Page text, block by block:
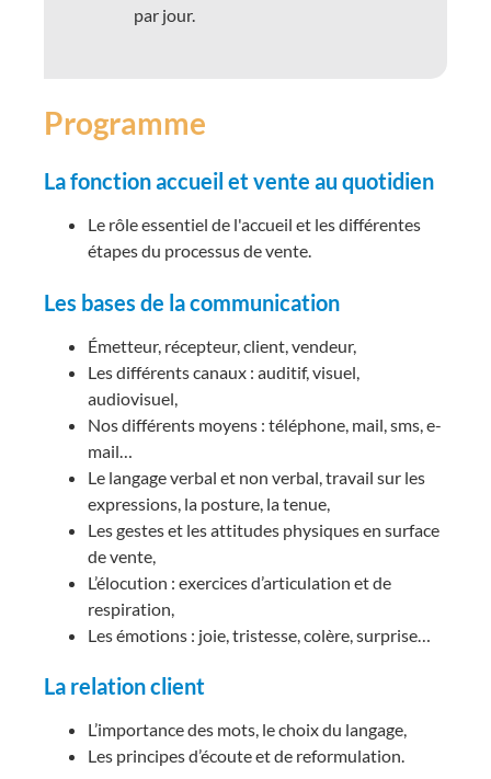
par jour.
Programme
La fonction accueil et vente au quotidien
Le rôle essentiel de l'accueil et les différentes
étapes du processus de vente.
Les bases de la communication
Émetteur, récepteur, client, vendeur,
Les différents canaux : auditif, visuel,
audiovisuel,
Nos différents moyens : téléphone, mail, sms, e-
mail…
Le langage verbal et non verbal, travail sur les
expressions, la posture, la tenue,
Les gestes et les attitudes physiques en surface
de vente,
L’élocution : exercices d’articulation et de
respiration,
Les émotions : joie, tristesse, colère, surprise…
La relation client
L’importance des mots, le choix du langage,
Les principes d’écoute et de reformulation.